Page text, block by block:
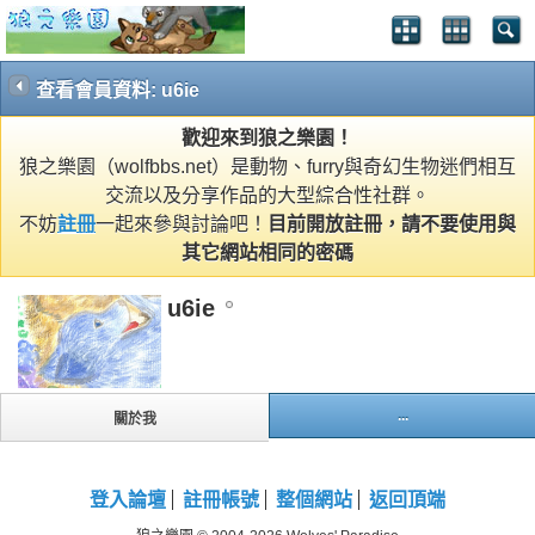
查看會員資料: u6ie
歡迎來到狼之樂園！
狼之樂園（wolfbbs.net）是動物、furry與奇幻生物迷們相互
交流以及分享作品的大型綜合性社群。
不妨註冊一起來參與討論吧！
目前開放註冊，請不要使用與
其它網站相同的密碼
u6ie
關於我 ...
登入論壇 註冊帳號 整個網站 返回頂端